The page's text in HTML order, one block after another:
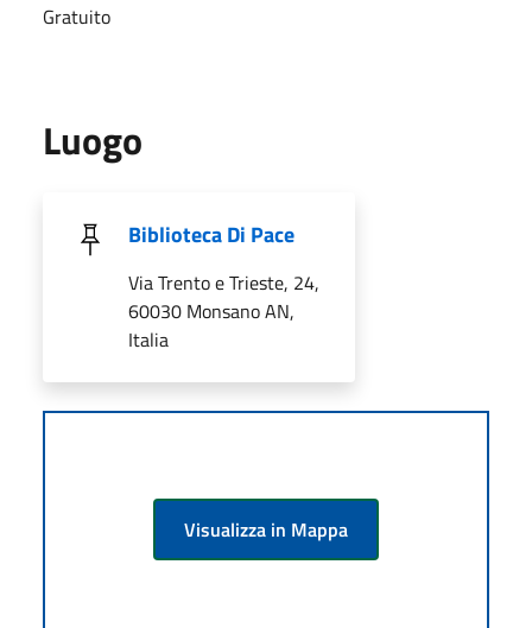
Gratuito
Luogo
Biblioteca Di Pace
Via Trento e Trieste, 24,
60030 Monsano AN,
Italia
Visualizza in Mappa